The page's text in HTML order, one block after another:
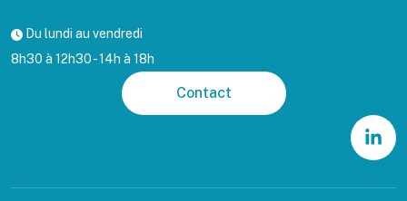
Du lundi au vendredi
8h30 à 12h30 - 14h à 18h
Contact